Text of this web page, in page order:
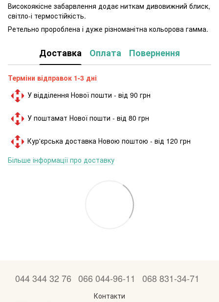
Високоякісне забарвлення додає ниткам дивовижний блиск,
світло-і термостійкість.
Ретельно пророблена і дуже різноманітна кольорова гамма.
Доставка Оплата Повернення
Терміни відправок 1-3 дні
У відділення Нової пошти - від 90 грн
У поштамат Нової пошти - від 80 грн
Кур'єрська доставка Новою поштою - від 120 грн
Більше інформації про доставку
044 344 32 76 066 044-96-11 068 831-34-71
Контакти